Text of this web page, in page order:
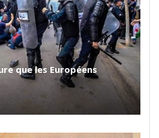
que les Européens